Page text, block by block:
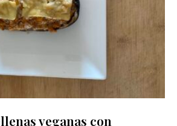
veganas con